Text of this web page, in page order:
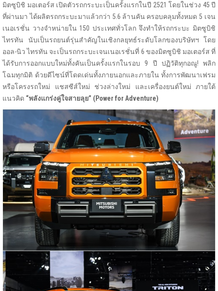
มิตซูบิชิ มอเตอร์ส เปิดตัวรถกระบะเป็นครั้งแรกในปี 2521 โดยในช่วง 45 ปี
ที่ผ่านมา ได้ผลิตรถกระบะมาแล้วกว่า 5.6 ล้านคัน ครอบคลุมทั้งหมด 5 เจน
เนอเรชั่น วางจำหน่ายใน 150 ประเทศทั่วโลก จึงทำให้รถกระบะ มิตซูบิชิ
ไทรทัน นับเป็นรถยนต์รุ่นสำคัญในเชิงกลยุทธ์ระดับโลกของบริษัทฯ โดย
ออล-นิว ไทรทัน จะเป็นรถกระบะเจนเนอเรชั่นที่ 6 ของมิตซูบิชิ มอเตอร์ส ที่
ได้รับการออกแบบใหม่ทั้งคันเป็นครั้งแรกในรอบ 9 ปี ปฏิวัติทุกอณู! พลิก
โฉมทุกมิติ ด้วยดีไซน์ที่โดดเด่นทั้งภายนอกและภายใน ทั้งการพัฒนาเฟรม
หรือโครงรถใหม่ แชสซีส์ใหม่ ช่วงล่างใหม่ และเครื่องยนต์ใหม่ ภายใต้
แนวคิด “พลังแกร่งคู่ใจสายลุย” (Power for Adventure)